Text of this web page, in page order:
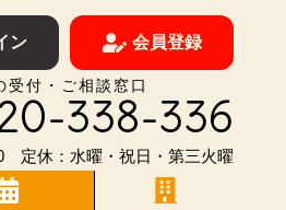
会員登録
ン
受付・ご相談窓口
338-336
定休：水曜・祝日・第三火曜